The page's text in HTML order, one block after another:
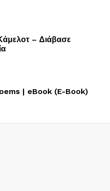
– Διάβασε
| eBook (E-Book)